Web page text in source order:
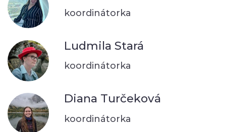
koordinátorka
Ludmila Stará
koordinátorka
Diana Turčeková
koordinátorka